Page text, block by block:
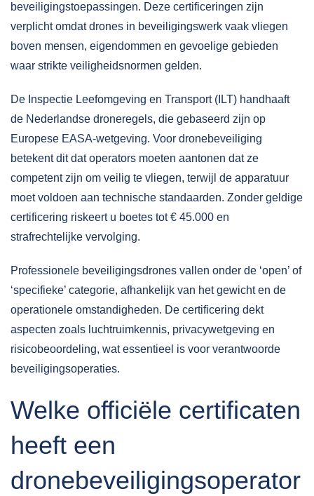
beveiligingstoepassingen. Deze certificeringen zijn
verplicht omdat drones in beveiligingswerk vaak vliegen
boven mensen, eigendommen en gevoelige gebieden
waar strikte veiligheidsnormen gelden.
De Inspectie Leefomgeving en Transport (ILT) handhaaft
de Nederlandse droneregels, die gebaseerd zijn op
Europese EASA-wetgeving. Voor dronebeveiliging
betekent dit dat operators moeten aantonen dat ze
competent zijn om veilig te vliegen, terwijl de apparatuur
moet voldoen aan technische standaarden. Zonder geldige
certificering riskeert u boetes tot € 45.000 en
strafrechtelijke vervolging.
Professionele beveiligingsdrones vallen onder de ‘open’ of
‘specifieke’ categorie, afhankelijk van het gewicht en de
operationele omstandigheden. De certificering dekt
aspecten zoals luchtruimkennis, privacywetgeving en
risicobeoordeling, wat essentieel is voor verantwoorde
beveiligingsoperaties.
Welke officiële certificaten
heeft een
dronebeveiligingsoperator